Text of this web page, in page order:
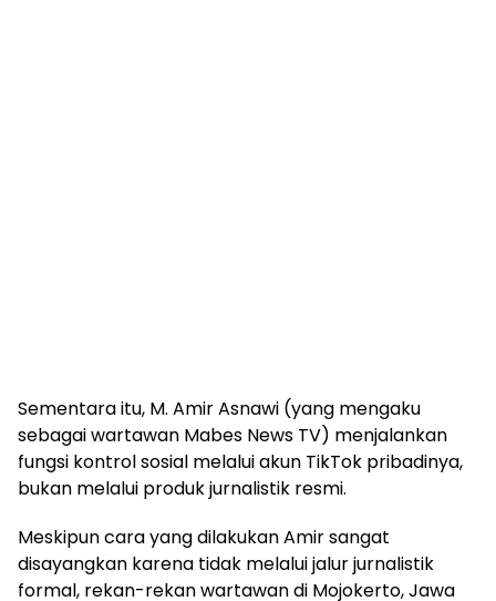
Sementara itu, M. Amir Asnawi (yang mengaku
sebagai wartawan Mabes News TV) menjalankan
fungsi kontrol sosial melalui akun TikTok pribadinya,
bukan melalui produk jurnalistik resmi.
Meskipun cara yang dilakukan Amir sangat
disayangkan karena tidak melalui jalur jurnalistik
formal, rekan-rekan wartawan di Mojokerto, Jawa